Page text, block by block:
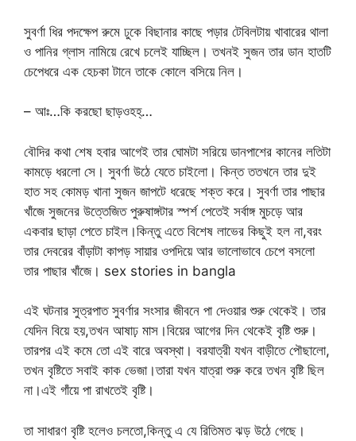
সুবর্ণা ধির পদক্ষেপ রুমে ঢুকে বিছানার কাছে পড়ার টেবিলটায় খাবারের থালা
ও পানির গ্লাস নামিয়ে রেখে চলেই যাচ্ছিল। তখনই সুজন তার ডান হাতটি
চেপেধরে এক হেচকা টানে তাকে কোলে বসিয়ে নিল।
– আঃ…কি করছো ছাড়ওহহ্…
বৌদির কথা শেষ হবার আগেই তার ঘোমটা সরিয়ে ডানপাশের কানের লতিটা
কামড়ে ধরলো সে। সুবর্ণা উঠে যেতে চাইলো। কিন্ত ততখনে তার দুই
হাত সহ কোমড় খানা সুজন জাপটে ধরেছে শক্ত করে। সুবর্ণা তার পাছার
খাঁজে সুজনের উত্তেজিত পুরুষাঙ্গটার স্পর্শ পেতেই সর্বাঙ্গ মুচড়ে আর
একবার ছাড়া পেতে চাইল।কিন্তু এতে বিশেষ লাভের কিছুই হল না,বরং
তার দেবরের বাঁড়াটা কাপড় সায়ার ওপদিয়ে আর ভালোভাবে চেপে বসলো
তার পাছার খাঁজে। sex stories in bangla
এই ঘটনার সুত্রপাত সুবর্ণার সংসার জীবনে পা দেওয়ার শুরু থেকেই। তার
যেদিন বিয়ে হয়,তখন আষাঢ় মাস।বিয়ের আগের দিন থেকেই বৃষ্টি শুরু।
তারপর এই কমে তো এই বারে অবস্থা। বরযাত্রী যখন বাড়ীতে পৌছালো,
তখন বৃষ্টিতে সবাই কাক ভেজা।তারা যখন যাত্রা শুরু করে তখন বৃষ্টি ছিল
না।এই গাঁয়ে পা রাখতেই বৃষ্টি।
তা সাধারণ বৃষ্টি হলেও চলতো,কিন্তু এ যে রিতিমত ঝড় উঠে গেছে।